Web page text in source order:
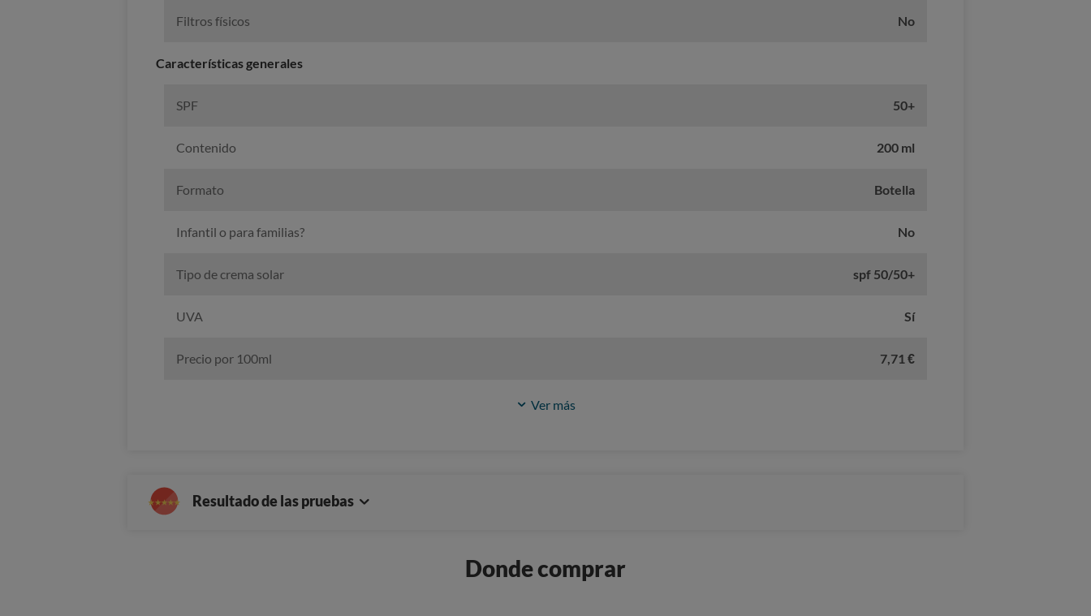
Filtros físicos No
Características generales
SPF 50+
Contenido 200 ml
Formato Botella
Infantil o para familias? No
Tipo de crema solar spf 50/50+
UVA Sí
Precio por 100ml 7,71 €
Ver más
Resultado de las pruebas
Donde comprar